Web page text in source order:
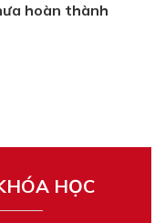
hoàn thành
HỌC